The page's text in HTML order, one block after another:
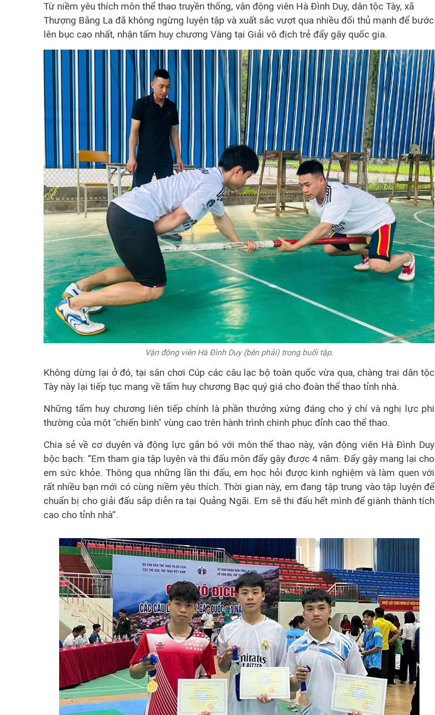
Từ niềm yêu thích môn thể thao truyền thống, vận động viên Hà Đình Duy, dân tộc Tày, xã
Thượng Bằng La đã không ngừng luyện tập và xuất sắc vượt qua nhiều đối thủ mạnh để bước
lên bục cao nhất, nhận tấm huy chương Vàng tại Giải vô địch trẻ đẩy gậy quốc gia.
Vận động viên Hà Đình Duy (bên phải) trong buổi tập.
Không dừng lại ở đó, tại sân chơi Cúp các câu lạc bộ toàn quốc vừa qua, chàng trai dân tộc
Tày này lại tiếp tục mang về tấm huy chương Bạc quý giá cho đoàn thể thao tỉnh nhà.
Những tấm huy chương liên tiếp chính là phần thưởng xứng đáng cho ý chí và nghị lực phi
thường của một "chiến binh" vùng cao trên hành trình chinh phục đỉnh cao thể thao.
Chia sẻ về cơ duyên và động lực gắn bó với môn thể thao này, vận động viên Hà Đình Duy
bộc bạch: “Em tham gia tập luyện và thi đấu môn đẩy gậy được 4 năm. Đẩy gậy mang lại cho
em sức khỏe. Thông qua những lần thi đấu, em học hỏi được kinh nghiệm và làm quen với
rất nhiều bạn mới có cùng niềm yêu thích. Thời gian này, em đang tập trung vào tập luyện để
chuẩn bị cho giải đấu sắp diễn ra tại Quảng Ngãi. Em sẽ thi đấu hết mình để giành thành tích
cao cho tỉnh nhà”.